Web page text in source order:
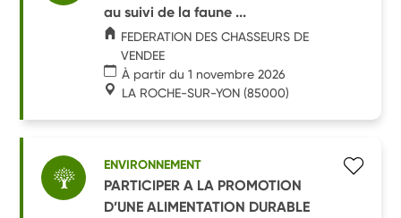
au suivi de la faune ...
FEDERATION DES CHASSEURS DE
VENDEE
À partir du 1 novembre 2026
LA ROCHE-SUR-YON (85000)
ENVIRONNEMENT
PARTICIPER A LA PROMOTION
D’UNE ALIMENTATION DURABLE